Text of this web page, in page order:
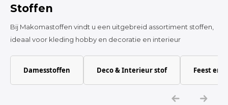
Katoen
Stoffen
Bij Makomastoffen vindt u een uitgebreid assortiment stoffen,
ideaal voor kleding hobby en decoratie en interieur
Damesstoffen Deco & Interieur stof Feest en